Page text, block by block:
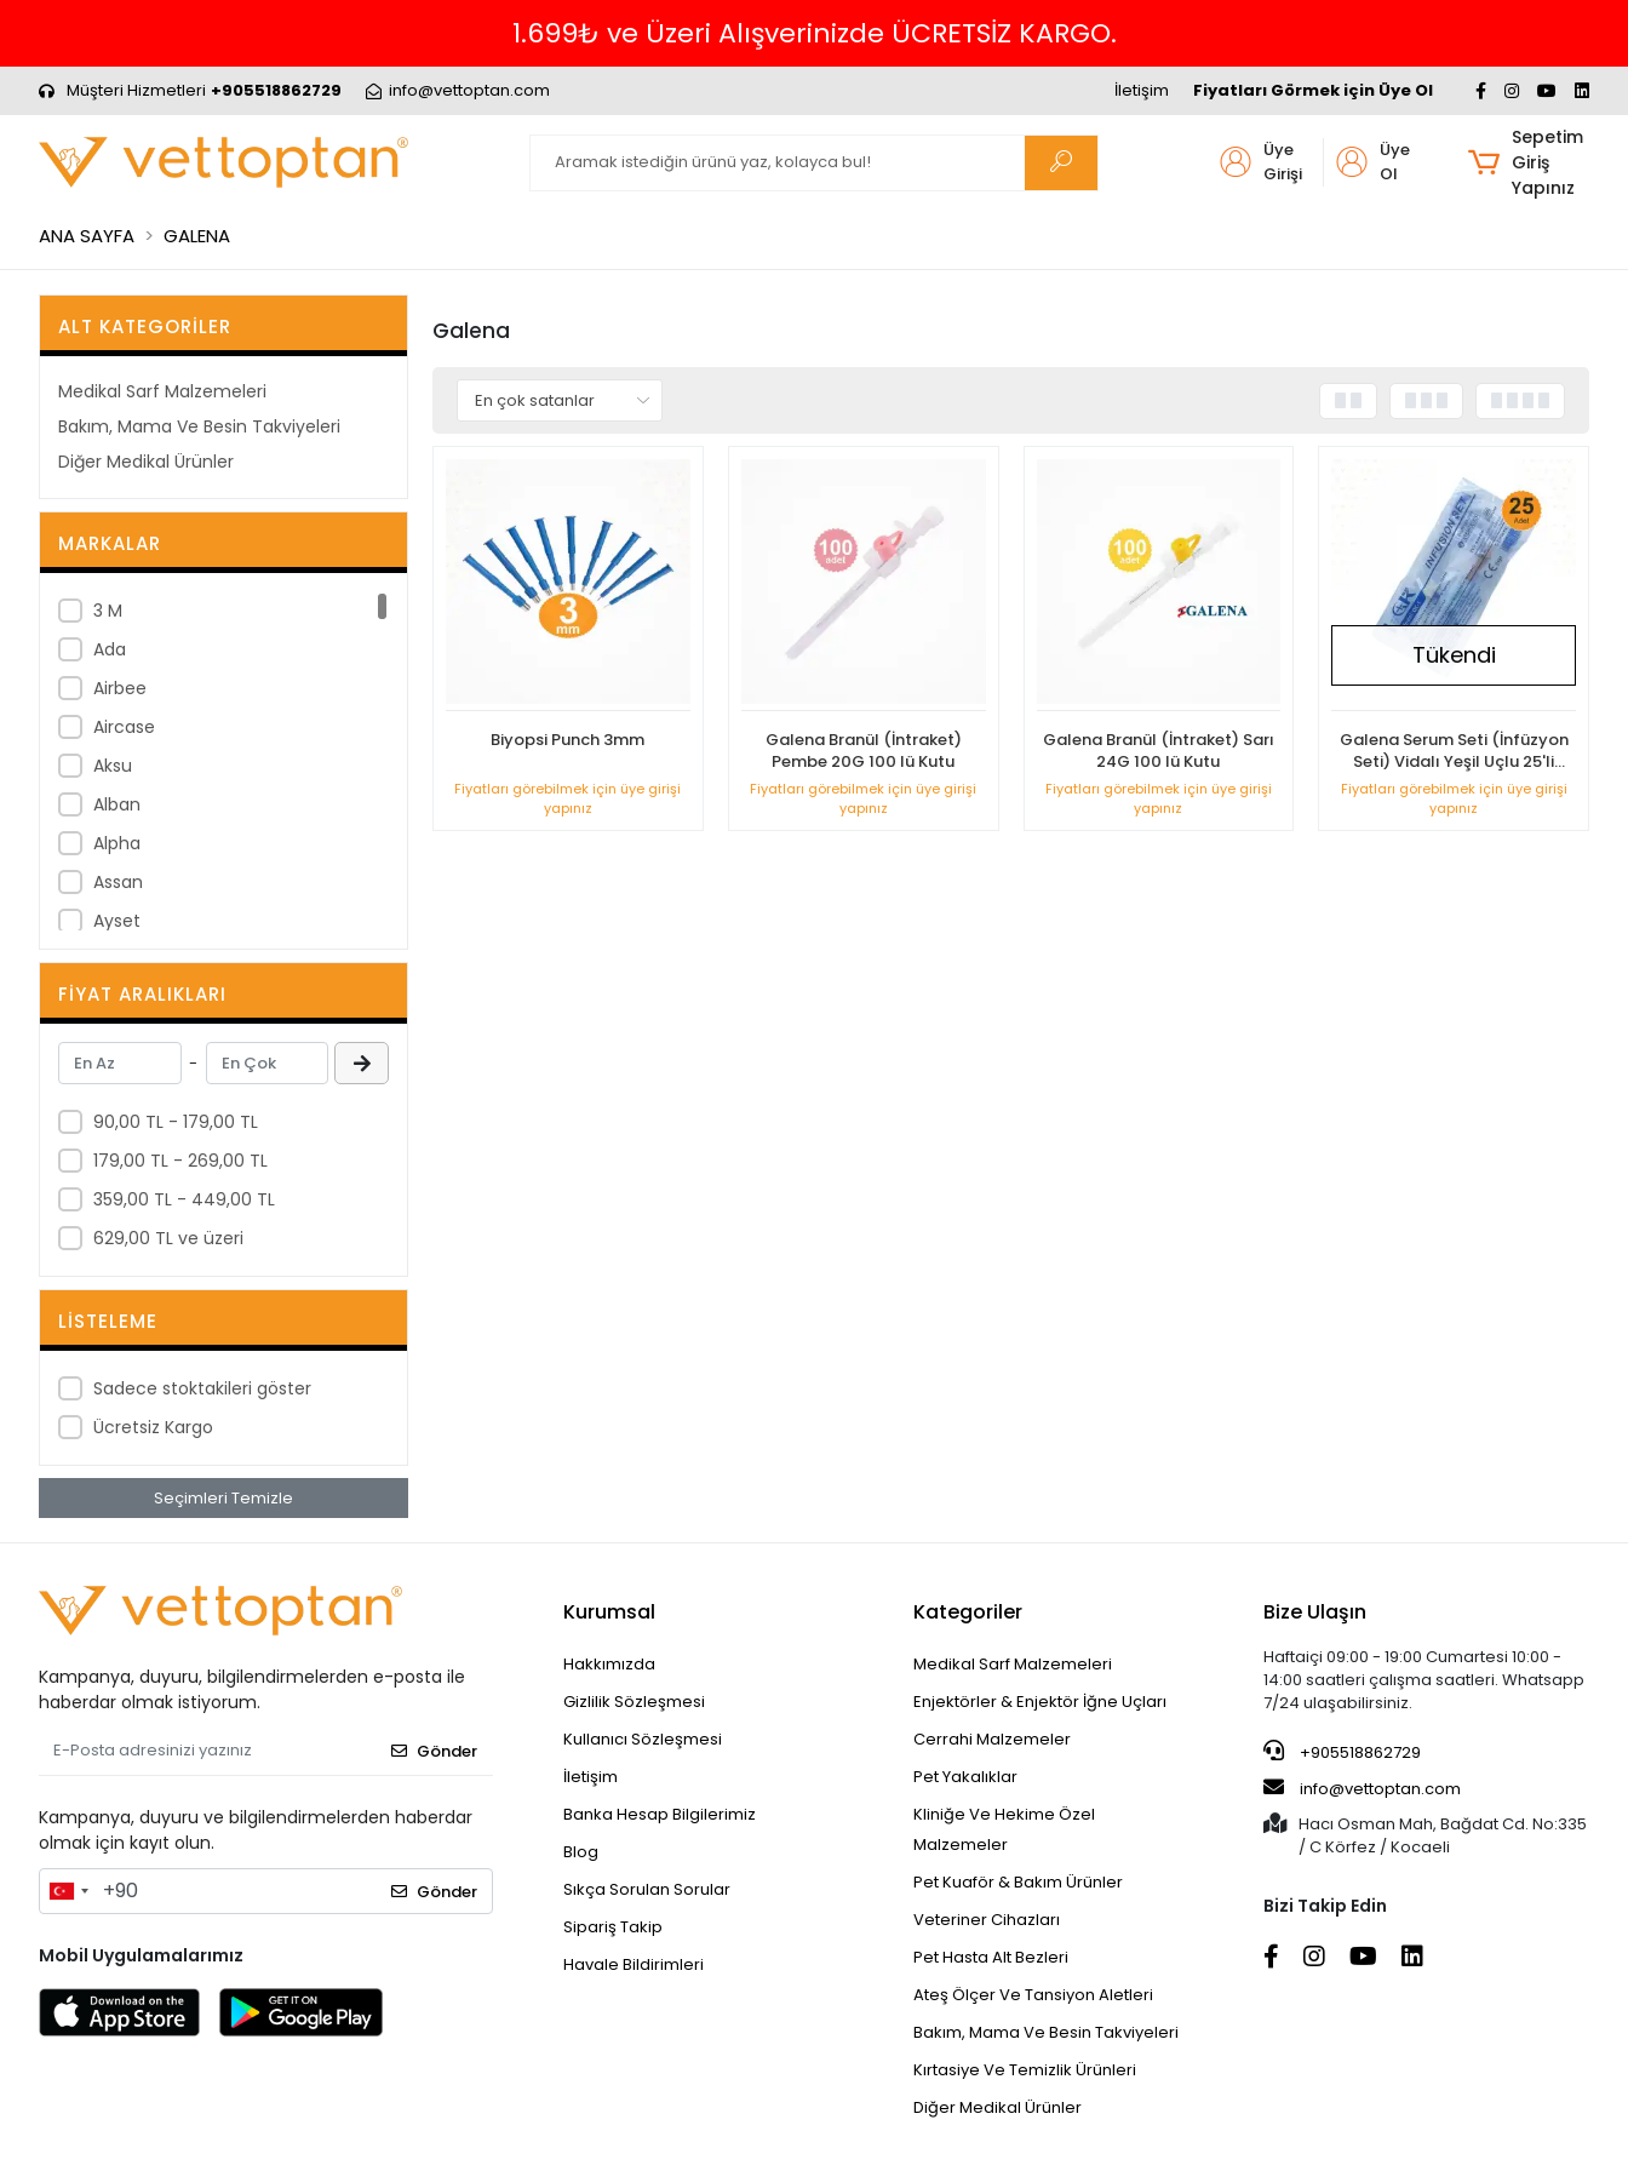
1.699₺ ve Üzeri Alışverinizde ÜCRETSİZ KARGO.
Müşteri Hizmetleri +905518862729 info@vettoptan.com Fiyatları Görmek için Üye Ol
İletişim
Üye
Girişi
Üye
Ol
Sepetim
Giriş
Yapınız
ANA SAYFA GALENA
ALT KATEGORILER
Medikal Sarf Malzemeleri
Bakım, Mama Ve Besin Takviyeleri
Diğer Medikal Ürünler
MARKALAR
3 M
Ada
Airbee
Aircase
Aksu
Alban
Alpha
Assan
Ayset
B Braun
B-Good
Bastos Viegas
BD
Berha
Berika
BestPoint
Betagauze
Bioxi
Bıçakcılar
BRP
Clivex
Cutta Cutter
Dermosept
Duru Plast
Düzey
Ece
Elan
Elite
FIYAT ARALIKLARI
-
90,00 TL - 179,00 TL
179,00 TL - 269,00 TL
359,00 TL - 449,00 TL
629,00 TL ve üzeri
LISTELEME
Sadece stoktakileri göster
Ücretsiz Kargo
Seçimleri Temizle
Galena
Biyopsi Punch 3mm
Fiyatları görebilmek için üye girişi
yapınız
Galena Branül (İntraket)
Pembe 20G 100 lü Kutu
Fiyatları görebilmek için üye girişi
yapınız
Galena Branül (İntraket) Sarı
24G 100 lü Kutu
Fiyatları görebilmek için üye girişi
yapınız
Tükendi
Galena Serum Seti (İnfüzyon
Seti) Vidalı Yeşil Uçlu 25'li
Paket
Fiyatları görebilmek için üye girişi
yapınız
Kampanya, duyuru, bilgilendirmelerden e-posta ile
haberdar olmak istiyorum.
Gönder
Kampanya, duyuru ve bilgilendirmelerden haberdar
olmak için kayıt olun.
Gönder
Mobil Uygulamalarımız
Kurumsal
Hakkımızda
Gizlilik Sözleşmesi
Kullanıcı Sözleşmesi
İletişim
Banka Hesap Bilgilerimiz
Blog
Sıkça Sorulan Sorular
Sipariş Takip
Havale Bildirimleri
Kategoriler
Medikal Sarf Malzemeleri
Enjektörler & Enjektör İğne Uçları
Cerrahi Malzemeler
Pet Yakalıklar
Kliniğe Ve Hekime Özel
Malzemeler
Pet Kuaför & Bakım Ürünler
Veteriner Cihazları
Pet Hasta Alt Bezleri
Ateş Ölçer Ve Tansiyon Aletleri
Bakım, Mama Ve Besin Takviyeleri
Kırtasiye Ve Temizlik Ürünleri
Diğer Medikal Ürünler
Bize Ulaşın
Haftaiçi 09:00 - 19:00 Cumartesi 10:00 -
14:00 saatleri çalışma saatleri. Whatsapp
7/24 ulaşabilirsiniz.
+905518862729
info@vettoptan.com
Hacı Osman Mah, Bağdat Cd. No:335
/ C Körfez / Kocaeli
Bizi Takip Edin